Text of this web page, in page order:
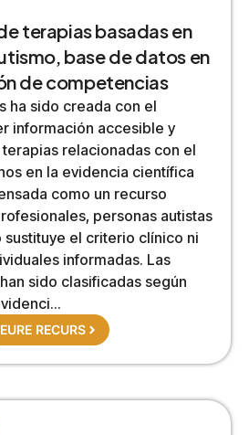
terapias basadas en
base de datos en
de competencias
ha sido creada con el
información accesible y
terapias relacionadas con el
en la evidencia científica
como un recurso
personas autistas
sustituye el criterio clínico ni
informadas. Las
sido clasificadas según
RECURS